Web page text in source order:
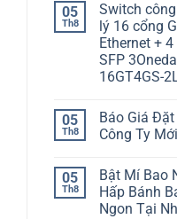
05
Th8
Switch
lý 16 cổng
Ethernet +
SFP
16GT4GS-
05
Th8
Báo Giá
Công Ty
05
Th8
Bật Mí Bao
Hấp Bánh
Ngon Tại